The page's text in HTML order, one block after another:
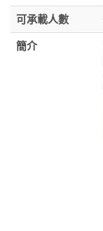
可承載人數
簡介